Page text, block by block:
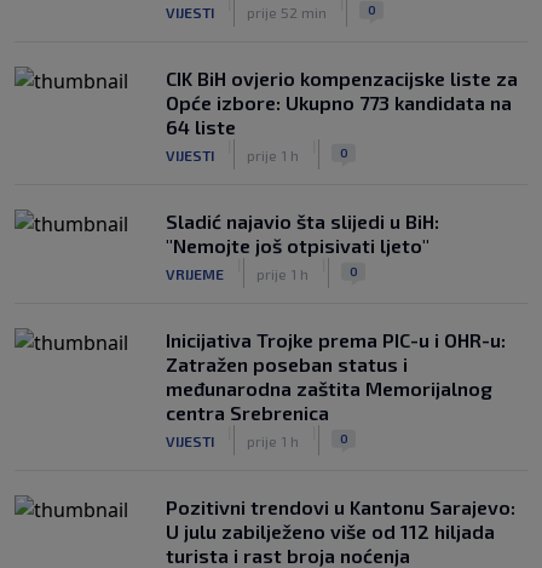
VIJESTI prije 52 min 0
CIK BiH ovjerio kompenzacijske liste za
Opće izbore: Ukupno 773 kandidata na
64 liste
VIJESTI prije 1 h 0
Sladić najavio šta slijedi u BiH:
"Nemojte još otpisivati ljeto"
VRIJEME prije 1 h 0
Inicijativa Trojke prema PIC-u i OHR-u:
Zatražen poseban status i
međunarodna zaštita Memorijalnog
centra Srebrenica
VIJESTI prije 1 h 0
Pozitivni trendovi u Kantonu Sarajevo:
U julu zabilježeno više od 112 hiljada
turista i rast broja noćenja